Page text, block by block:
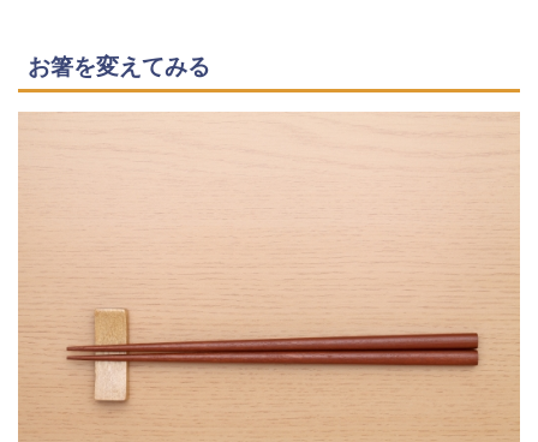
お箸を変えてみる